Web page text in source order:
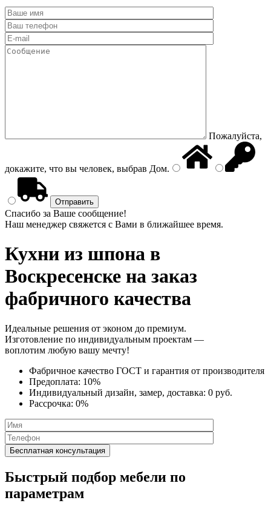
Пожалуйста,
докажите, что вы человек, выбрав Дом.
Спасибо за Ваше сообщение!
Наш менеджер свяжется с Вами в ближайшее время.
Кухни из шпона в
Воскресенске на заказ
фабричного качества
Идеальные решения от эконом до премиум.
Изготовление по индивидуальным проектам —
воплотим любую вашу мечту!
Фабричное качество ГОСТ и гарантия от производителя
Предоплата: 10%
Индивидуальный дизайн, замер, доставка: 0 руб.
Рассрочка: 0%
Быстрый подбор мебели по
параметрам